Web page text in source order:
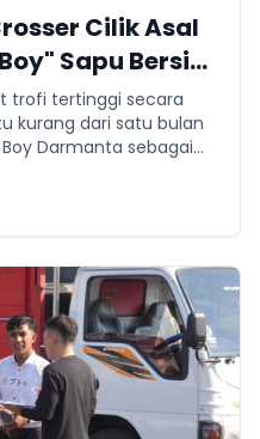
Cilik Asal
Sapu Bersih
50cc di
trofi tertinggi secara
kurang dari satu bulan
Darmanta sebagai
nasional